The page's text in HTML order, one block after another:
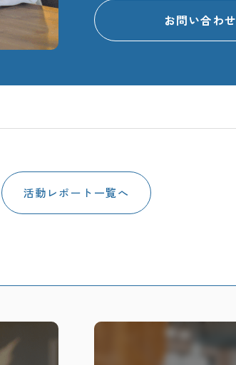
お問い合わ
活動レポート一覧へ